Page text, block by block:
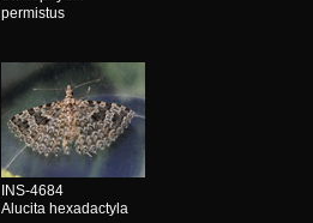
permistus
INS-4684
Alucita hexadactyla